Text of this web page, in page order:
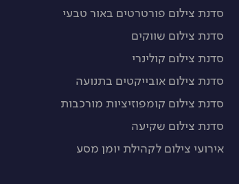
כתבו עלינו
על צילום וצלמים
קול קורא
סדנת צילום פורטרטים באור טבעי
סדנת צילום שווקים
סדנת צילום קולינרי
סדנת צילום אובייקטים בתנועה
סדנת צילום קומפוזיציות מורכבות
סדנת צילום שקיעה
אירועי צילום לקהילת יומן מסע